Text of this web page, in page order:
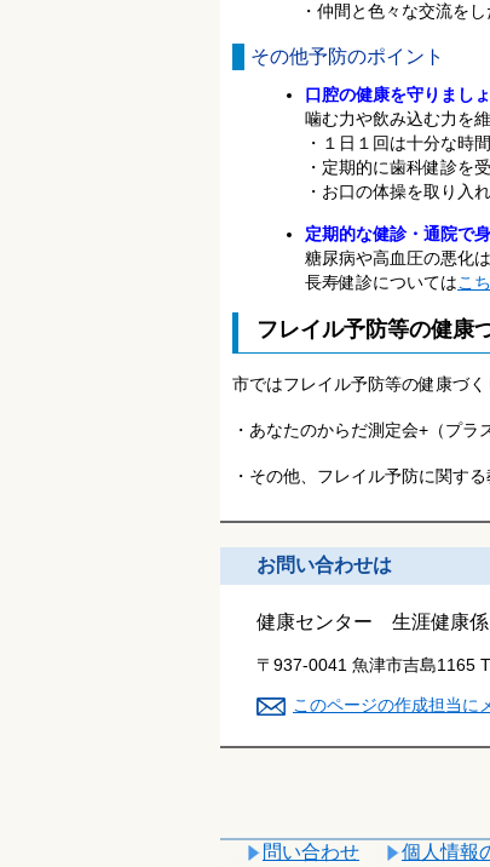
・仲間と色々な交流を
その他予防のポイント
口腔の健康を守りましょ
噛む力や飲み込む力を
・１日１回は十分な時
・定期的に歯科健診を
・お口の体操を取り入
定期的な健診・通院で
糖尿病や高血圧の悪化
長寿健診についてはこ
フレイル予防等の健康
市ではフレイル予防等の健康づ
・あなたのからだ測定会+（プ
・その他、フレイル予防に関す
お問い合わせは
健康センター 生涯健康係
〒937-0041 魚津市吉島1165
このページの作成担当に
問い合わせ 個人情報